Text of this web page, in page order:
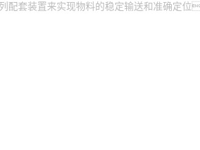
套装置来实现物料的稳定输送和准确定